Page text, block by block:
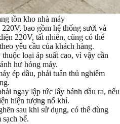
tồn kho nhà máy
bao gồm hệ thống sưởi và
220V, tất nhiên, cũng có thể
yêu cầu của khách hàng.
loại áp suất cao, vì vậy cần
hư hỏng máy.
ép dầu, phải tuân thủ nghiêm
ngay lập tức lấy bánh dầu ra, nếu
hiện tượng nổ khí.
sau khi sử dụng, có thể dùng
bể.